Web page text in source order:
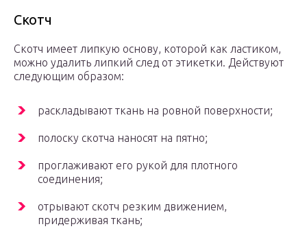
Скотч
Скотч имеет липкую основу, которой как ластиком,
можно удалить липкий след от этикетки. Действуют
следующим образом:
раскладывают ткань на ровной поверхности;
полоску скотча наносят на пятно;
проглаживают его рукой для плотного
соединения;
отрывают скотч резким движением,
придерживая ткань;